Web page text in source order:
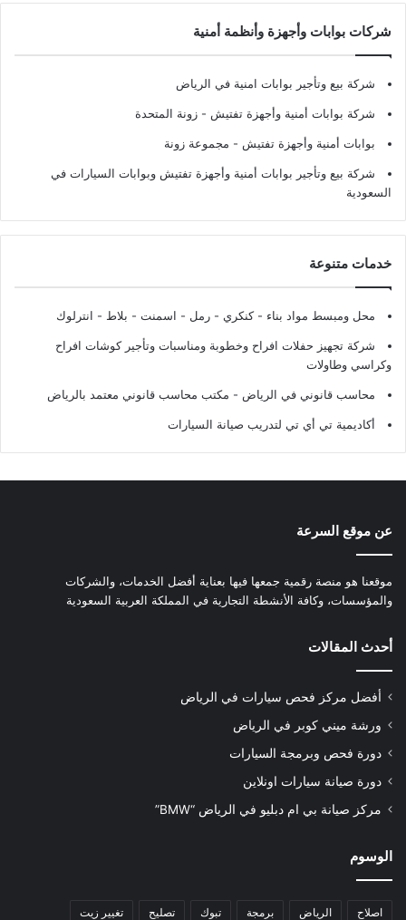
شركات بوابات وأجهزة وأنظمة أمنية
شركة بيع وتأجير بوابات امنية في الرياض
شركة بوابات أمنية وأجهزة تفتيش - زونة المتحدة
بوابات أمنية وأجهزة تفتيش - مجموعة زونة
شركة بيع وتأجير بوابات أمنية وأجهزة تفتيش وبوابات السيارات في
السعودية
خدمات متنوعة
محل ومبسط مواد بناء - كنكري - رمل - اسمنت - بلاط - انترلوك
شركة تجهيز حفلات افراح وخطوبة ومناسبات وتأجير كوشات افراح
وكراسي وطاولات
محاسب قانوني في الرياض - مكتب محاسب قانوني معتمد بالرياض
أكاديمية تي أي تي لتدريب صيانة السيارات
عن موقع السرعة
موقعنا هو منصة رقمية جمعها فيها بعناية أفضل الخدمات، والشركات
والمؤسسات، وكافة الأنشطة التجارية في المملكة العربية السعودية
أحدث المقالات
أفضل مركز فحص سيارات في الرياض
ورشة ميني كوبر في الرياض
دورة فحص وبرمجة السيارات
دورة صيانة سيارات اونلاين
مركز صيانة بي ام دبليو في الرياض “BMW”
الوسوم
اصلاح الرياض برمجة تبوك تصليح تغيير زيت